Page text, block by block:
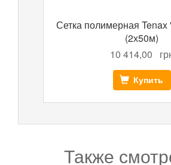
Сетка полимерная
(2х50м)
10 414,00
Купить
Также